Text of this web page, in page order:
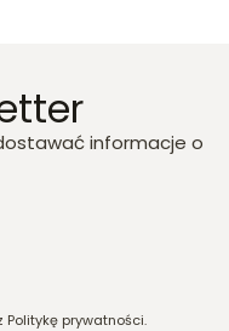
informacje o
prywatności.